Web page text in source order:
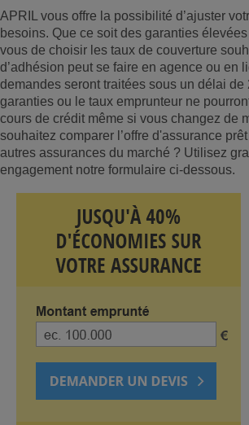
APRIL vous offre la possibilité d’ajuster
besoins. Que ce soit des garanties élevées
vous de choisir les taux de couverture
d’adhésion peut se faire en agence ou en
demandes seront traitées sous un délai de
garanties ou le taux emprunteur ne
cours de crédit même si vous changez de
souhaitez comparer l’offre d'assurance
autres assurances du marché ? Utilisez
engagement notre formulaire ci-dessous.